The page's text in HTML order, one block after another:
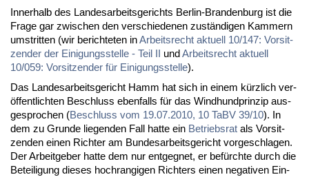
In­ner­halb des Lan­des­ar­beits­ge­richts Ber­lin-Bran­den­burg ist die
Fra­ge gar zwi­schen den ver­schie­de­nen zu­stän­di­gen Kam­mern
um­strit­ten (wir be­rich­te­ten inAr­beits­recht ak­tu­ell 10/147: Vor­sit­
zen­der der Ei­ni­gungs­stel­le - Teil II undAr­beits­recht ak­tu­ell
10/059: Vor­sit­zen­der für Ei­ni­gungs­stel­le).
Das Lan­des­ar­beits­ge­richt Hamm hat sich in ei­nem kürz­lich ver­
öf­fent­lich­ten Be­schluss eben­falls für das Wind­hund­prin­zip aus­
ge­spro­chen (Be­schluss vom 19.07.2010, 10 TaBV 39/10). In
dem zu Grun­de lie­gen­den Fall hat­te ein Be­triebs­rat als Vor­sit­
zen­den ei­nen Rich­ter am Bun­des­ar­beits­ge­richt vor­ge­schla­gen.
Der Ar­beit­ge­ber hat­te dem nur ent­geg­net, er be­fürch­te durch die
Be­tei­li­gung die­ses hoch­ran­gi­gen Rich­ters ei­nen ne­ga­ti­ven Ein­